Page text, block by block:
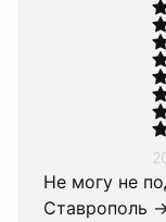
Не могу не
Ставрополь